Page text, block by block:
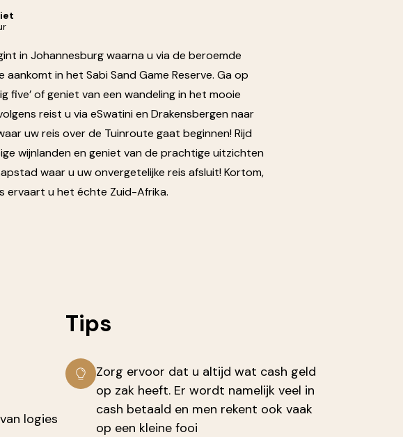
in Johannesburg waarna u via de beroemde
aankomt in het Sabi Sand Game Reserve. Ga op
five’ of geniet van een wandeling in het mooie
reist u via eSwatini en Drakensbergen naar
uw reis over de Tuinroute gaat beginnen! Rijd
wijnlanden en geniet van de prachtige uitzichten
waar u uw onvergetelijke reis afsluit! Kortom,
ervaart u het échte Zuid-Afrika.
logies
Tips
Zorg ervoor dat u altijd wat cash geld
op zak heeft. Er wordt namelijk veel in
cash betaald en men rekent ook vaak
op een kleine fooi